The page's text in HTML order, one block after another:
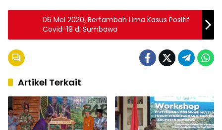
06 Mei 2020, Bertambah Lima Kasus Positif
Covid-19 di Sumbawa
Artikel Terkait